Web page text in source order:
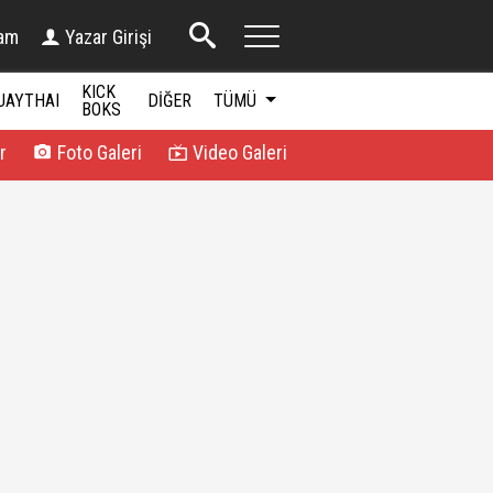
Yazar Girişi
KICK
BOKS
DİĞER TÜMÜ
Foto Galeri Video Galeri